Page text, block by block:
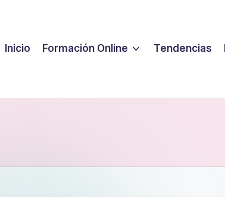
Inicio Formación Online Tendencias